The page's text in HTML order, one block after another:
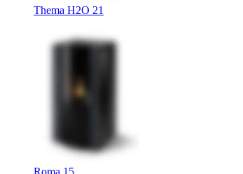
Thema H2O 21
Roma 15